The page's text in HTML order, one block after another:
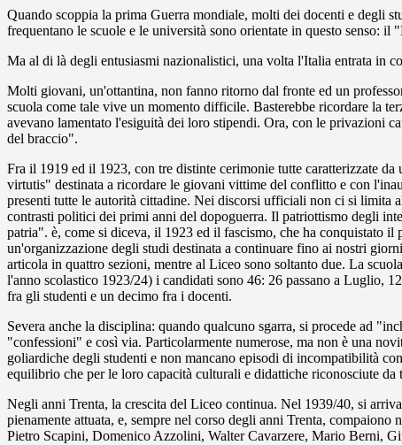
Quando scoppia la prima Guerra mondiale, molti dei docenti e degli
frequentano le scuole e le università sono orientate in questo senso:
Ma al di là degli entusiasmi nazionalistici, una volta l'Italia entrata in
Molti giovani, un'ottantina, non fanno ritorno dal fronte ed un
scuola come tale vive un momento difficile. Basterebbe ricordare la
avevano lamentato l'esiguità dei loro stipendi. Ora, con le privazioni
del braccio".
Fra il 1919 ed il 1923, con tre distinte cerimonie tutte caratterizzate
virtutis" destinata a ricordare le giovani vittime del conflitto e con
presenti tutte le autorità cittadine. Nei discorsi ufficiali non ci si limita
contrasti politici dei primi anni del dopoguerra. Il patriottismo degli
patria". è, come si diceva, il 1923 ed il fascismo, che ha conquistato
un'organizzazione degli studi destinata a continuare fino ai nostri
articola in quattro sezioni, mentre al Liceo sono soltanto due. La
l'anno scolastico 1923/24) i candidati sono 46: 26 passano a Luglio,
fra gli studenti e un decimo fra i docenti.
Severa anche la disciplina: quando qualcuno sgarra, si procede ad
"confessioni" e così via. Particolarmente numerose, ma non è una
goliardiche degli studenti e non mancano episodi di incompatibilità
equilibrio che per le loro capacità culturali e didattiche riconosciute da
Negli anni Trenta, la crescita del Liceo continua. Nel 1939/40, si
pienamente attuata, e, sempre nel corso degli anni Trenta,
Pietro Scapini, Domenico Azzolini, Walter Cavarzere, Mario Berni,